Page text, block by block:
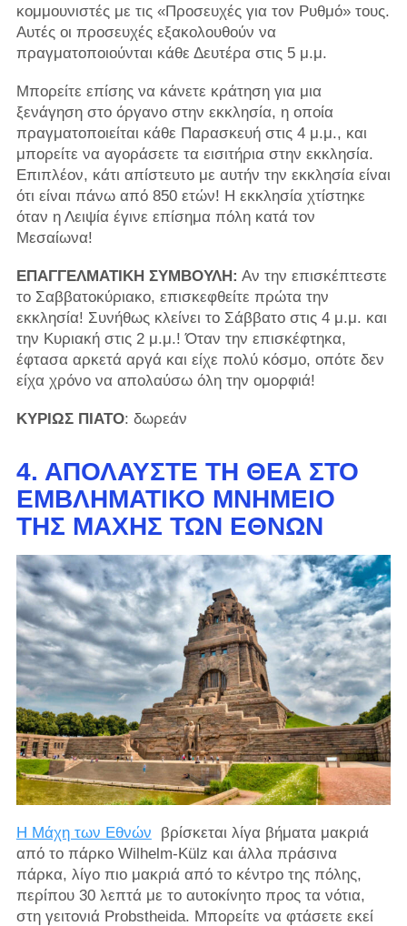
κομμουνιστές με τις «Προσευχές για τον Ρυθμό» τους.
Αυτές οι προσευχές εξακολουθούν να
πραγματοποιούνται κάθε Δευτέρα στις 5 μ.μ.
Μπορείτε επίσης να κάνετε κράτηση για μια
ξενάγηση στο όργανο στην εκκλησία, η οποία
πραγματοποιείται κάθε Παρασκευή στις 4 μ.μ., και
μπορείτε να αγοράσετε τα εισιτήρια στην εκκλησία.
Επιπλέον, κάτι απίστευτο με αυτήν την εκκλησία είναι
ότι είναι πάνω από 850 ετών! Η εκκλησία χτίστηκε
όταν η Λειψία έγινε επίσημα πόλη κατά τον
Μεσαίωνα!
ΕΠΑΓΓΕΛΜΑΤΙΚΗ ΣΥΜΒΟΥΛΗ: Αν την επισκέπτεστε
το Σαββατοκύριακο, επισκεφθείτε πρώτα την
εκκλησία! Συνήθως κλείνει το Σάββατο στις 4 μ.μ. και
την Κυριακή στις 2 μ.μ.! Όταν την επισκέφτηκα,
έφτασα αρκετά αργά και είχε πολύ κόσμο, οπότε δεν
είχα χρόνο να απολαύσω όλη την ομορφιά!
ΚΥΡΙΩΣ ΠΙΑΤΟ: δωρεάν
4. ΑΠΟΛΑΎΣΤΕ ΤΗ ΘΈΑ ΣΤΟ
ΕΜΒΛΗΜΑΤΙΚΌ ΜΝΗΜΕΊΟ
ΤΗΣ ΜΆΧΗΣ ΤΩΝ ΕΘΝΏΝ
Η Μάχη των Εθνών βρίσκεται λίγα βήματα μακριά
από το πάρκο Wilhelm-Külz και άλλα πράσινα
πάρκα, λίγο πιο μακριά από το κέντρο της πόλης,
περίπου 30 λεπτά με το αυτοκίνητο προς τα νότια,
στη γειτονιά Probstheida. Μπορείτε να φτάσετε εκεί